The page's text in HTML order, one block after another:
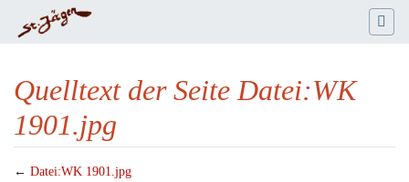
Quelltext der Seite Datei:WK
1901.jpg
← Datei:WK 1901.jpg